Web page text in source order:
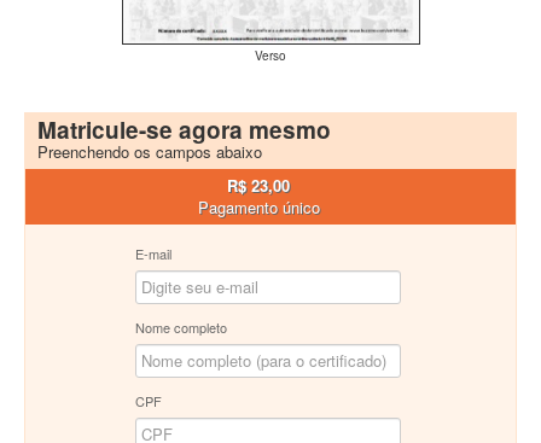
Verso
Matricule-se agora mesmo
Preenchendo os campos abaixo
R$ 23,00
Pagamento único
E-mail
Nome completo
CPF